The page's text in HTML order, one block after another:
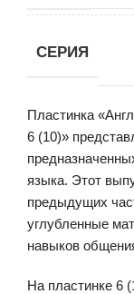
СЕРИЯ
Пластинка
6 (10)»
языка. Этот
предыдущих
углубленные
навыков
На пластинке 6